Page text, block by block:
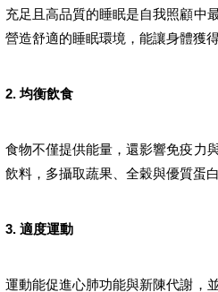
充足且高品質的睡眠是自我照顧中
營造舒適的睡眠環境，能讓身體獲
2. 均衡飲食
食物不僅提供能量，還影響免疫力
飲料，多攝取蔬果、全穀與優質蛋
3. 適度運動
運動能促進心肺功能與新陳代謝，